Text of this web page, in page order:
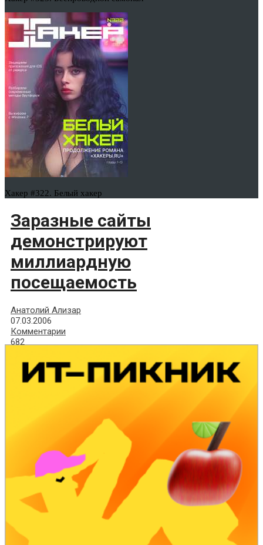
Хакер #322. Белый хакер
Заразные сайты
демонстрируют
миллиардную
посещаемость
Анатолий Ализар
07.03.2006
Комментарии
682